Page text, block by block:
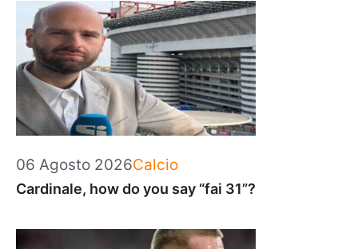
06 Agosto 2026Categorie
Calcio
Cardinale, how do you say “fai 31”?